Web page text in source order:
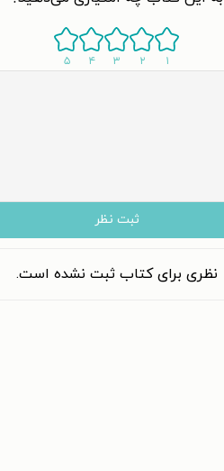
۱ ۲ ۳ ۴ ۵
ثبت نظر
نظری برای کتاب ثبت نشده است.